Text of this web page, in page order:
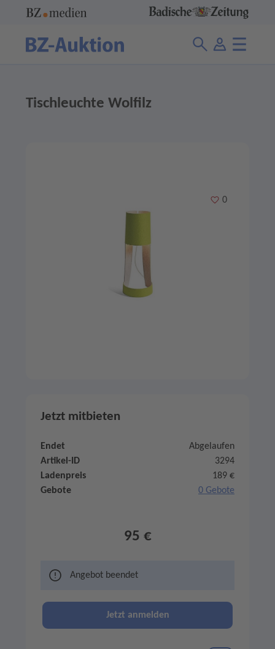
Tischleuchte Wolfilz
Merken
0
Jetzt mitbieten
Endet
Abgelaufen
Artikel-ID
3294
Ladenpreis
189 €
Gebote
0 Gebote
95 €
Angebot beendet
Jetzt anmelden